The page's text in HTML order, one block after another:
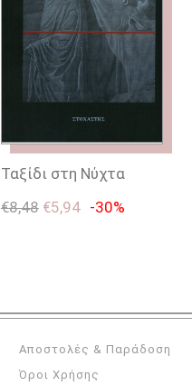
Ταξίδι στη Νύχτα
€8,48 €5,94 -30%
Αποστολές & Παράδοση
Όροι Χρήσης